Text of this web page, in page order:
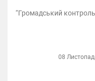
“Громадський
08